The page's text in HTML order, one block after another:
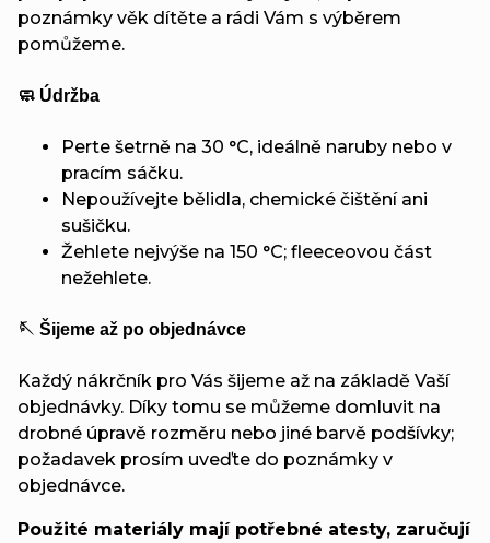
poznámky věk dítěte a rádi Vám s výběrem
pomůžeme.
🧼 Údržba
Perte šetrně na 30 °C, ideálně naruby nebo v
pracím sáčku.
Nepoužívejte bělidla, chemické čištění ani
sušičku.
Žehlete nejvýše na 150 °C; fleeceovou část
nežehlete.
🪡 Šijeme až po objednávce
Každý nákrčník pro Vás šijeme až na základě Vaší
objednávky. Díky tomu se můžeme domluvit na
drobné úpravě rozměru nebo jiné barvě podšívky;
požadavek prosím uveďte do poznámky v
objednávce.
Použité materiály mají potřebné atesty, zaručují